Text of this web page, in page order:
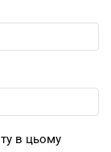
в цьому